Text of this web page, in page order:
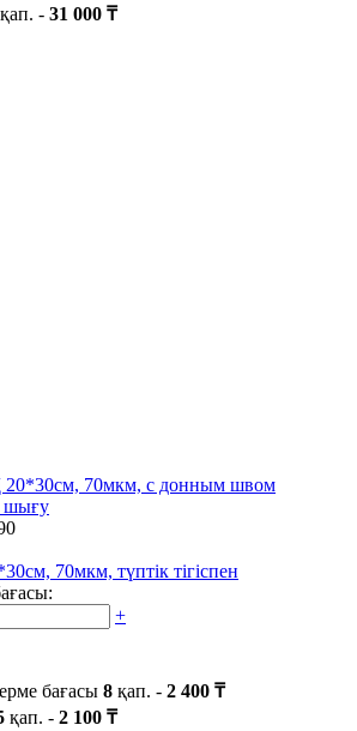
қап. - 31 000 ₸
шығу
70мкм, түптік тігіспен
+
бағасы 8 қап. - 2 400 ₸
қап. - 2 100 ₸